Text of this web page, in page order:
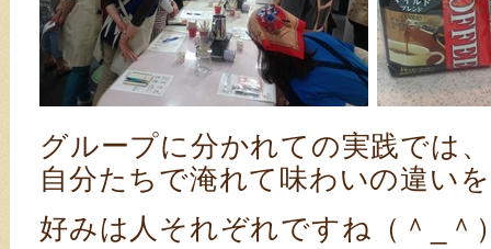
グループに分かれての実践では
自分たちで淹れて味わいの違い
好みは人それぞれですね（＾_＾